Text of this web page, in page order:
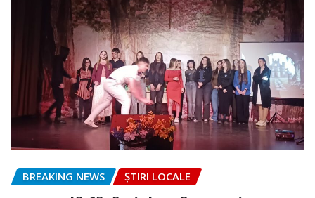
BREAKING NEWS ȘTIRI LOCALE